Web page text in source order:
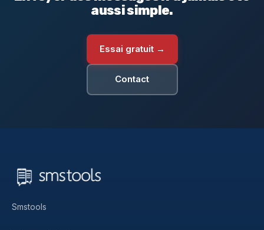
aussi simple.
Essai gratuit →
Contact
Smstools